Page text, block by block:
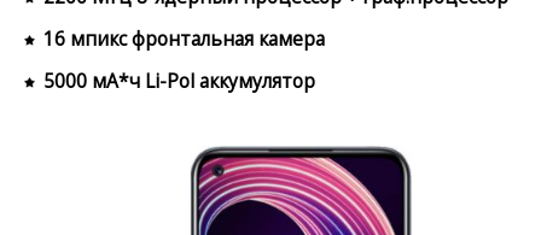
16 мпикс фронтальная камера
5000 мА*ч Li-Pol аккумулятор